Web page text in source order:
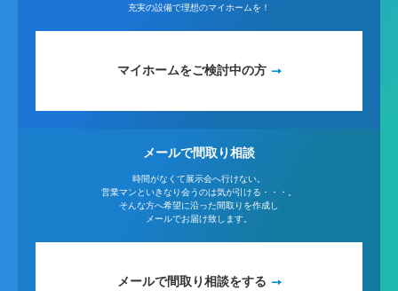
充実の設備で理想のマイホームを！
マイホームをご検討中の方
メールで間取り相談
時間がなくて展示会へ行けない。
営業マンといきなり会うのは気が引ける・・・。
そんな方へ希望に沿った間取りを作成し
メールでお届け致します。
メールで間取り相談をする